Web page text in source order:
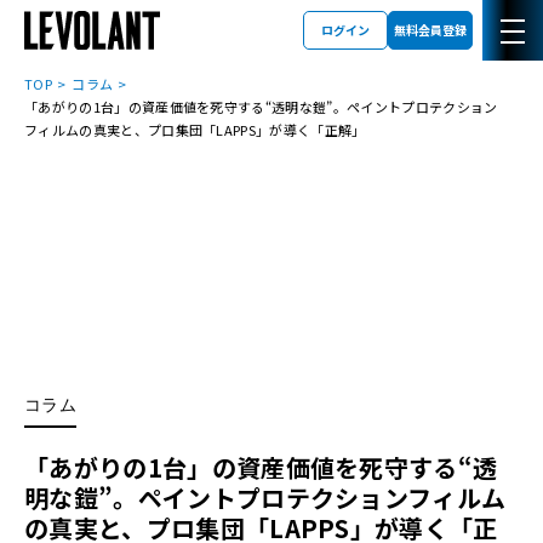
ログイン 無料会員登録
TOP
コラム
「あがりの1台」の資産価値を死守する“透明な鎧”。ペイントプロテクション
フィルムの真実と、プロ集団「LAPPS」が導く「正解」
コラム
「あがりの1台」の資産価値を死守する“透
明な鎧”。ペイントプロテクションフィルム
の真実と、プロ集団「LAPPS」が導く「正